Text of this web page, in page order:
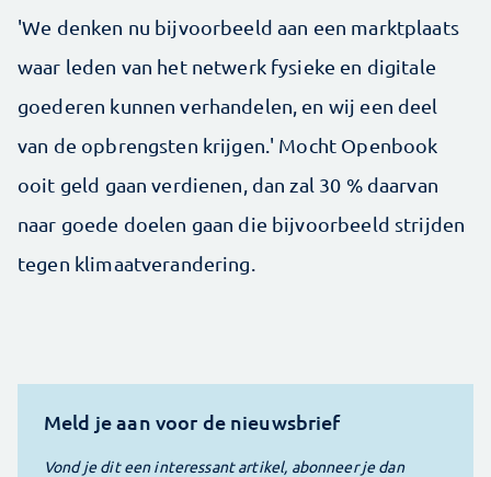
'We denken nu bijvoorbeeld aan een marktplaats
waar leden van het netwerk fysieke en digitale
goederen kunnen verhandelen, en wij een deel
van de opbrengsten krijgen.' Mocht Openbook
ooit geld gaan verdienen, dan zal 30 % daarvan
naar goede doelen gaan die bijvoorbeeld strijden
tegen klimaatverandering.
Meld je aan voor de nieuwsbrief
Vond je dit een interessant artikel, abonneer je dan